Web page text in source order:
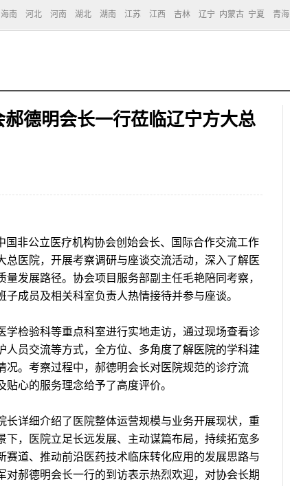
海南 河北 河南 湖北 湖南 江苏 江西 吉林 辽宁 内蒙古 宁夏 青海
德明会长一行莅临辽宁方大总
非公立医疗机构协会创始会长、国际合作交流工作
医院，开展考察调研与座谈交流活动，深入了解医
发展路径。协会项目服务部副主任毛艳陪同考察，
成员及相关科室负责人热情接待并参与座谈。
检验科等重点科室进行实地走访，通过现场查看诊
人员交流等方式，全方位、多角度了解医院的学科建
况。考察过程中，郝德明会长对医院规范的诊疗流
心的服务理念给予了高度评价。
详细介绍了医院整体运营规模与业务开展现状，重
下，医院立足长远发展、主动谋篇布局，持续拓宽多
赛道、推动前沿医药技术临床转化应用的发展思路与
郝德明会长一行的到访表示热烈欢迎，对协会长期